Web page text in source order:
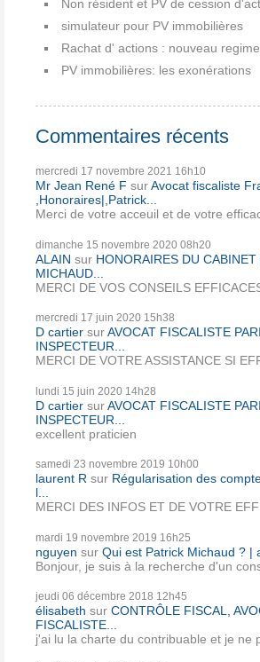
Non résident et PV de cession
simulateur pour PV immobilières
Rachat d' actions : nouveau regime
PV immobilières: les exonérations
Commentaires récents
mercredi 17 novembre 2021 16h10
Mr Jean René F surAvocat fiscaliste
,Honoraires|,Patrick...
Merci de votre acceuil et de votre
dimanche 15 novembre 2020 08h20
ALAIN sur HONORAIRES DU CABINET
MICHAUD...
MERCI DE VOS CONSEILS
mercredi 17 juin 2020 15h38
D cartier surAVOCAT FISCALISTE
INSPECTEUR...
MERCI DE VOTRE ASSISTANCE SI
lundi 15 juin 2020 14h28
D cartier surAVOCAT FISCALISTE
INSPECTEUR...
excellent praticien
samedi 23 novembre 2019 10h00
laurent R sur Régularisation des
l...
MERCI DES INFOS ET DE VOTRE
mardi 19 novembre 2019 16h25
nguyen sur Qui est Patrick Michaud ? |
Bonjour, je suis à la recherche d'un
jeudi 06 décembre 2018 12h45
élisabeth sur CONTRÔLE FISCAL,
FISCALISTE...
j'ai lu la charte du contribuable et je ne